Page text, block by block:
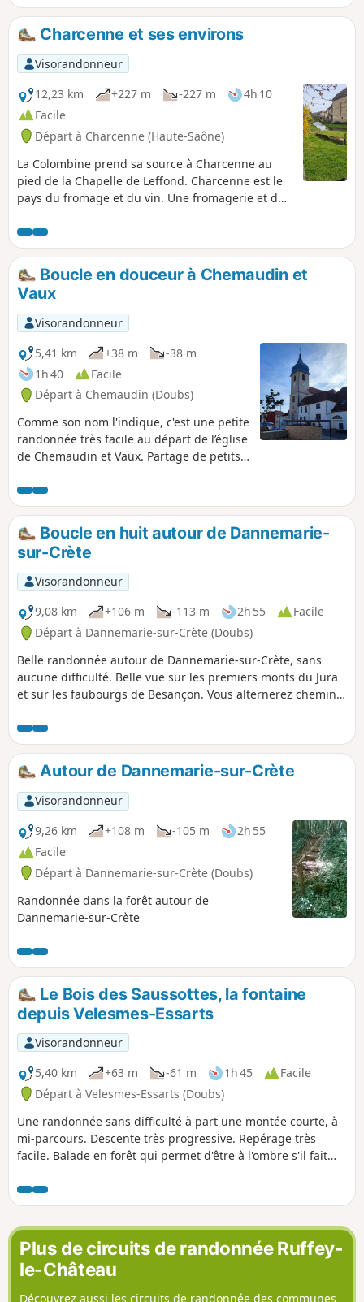
Charcenne et ses environs
Visorandonneur
12,23 km
+227 m -227 m
4h 10
Facile
Départ à Charcenne (Haute-Saône)
La Colombine prend sa source à Charcenne au
pied de la Chapelle de Leffond. Charcenne est le
pays du fromage et du vin. Une fromagerie et des
secteur.
Boucle en douceur à Chemaudin et
Vaux
Visorandonneur
5,41 km
+38 m
-38 m
1h 40
Facile
Départ à Chemaudin (Doubs)
Comme son nom l'indique, c'est une petite
randonnée très facile au départ de l’église
de Chemaudin et Vaux. Partage de petits
Passage vers la ferme de la Pote, élevage
de vaches Salers et gardiennage de
chevaux.Boucle en huit autour de Dannemarie-
sur-Crète
Visorandonneur
9,08 km
+106 m -113 m 2h 55
Facile
Départ à Dannemarie-sur-Crète (Doubs)
Belle randonnée autour de Dannemarie-sur-Crète, sans
aucune difficulté. Belle vue sur les premiers monts du Jura
et sur les faubourgs de Besançon. Vous alternerez chemins
partie de la boucle vous emmènera dans des paysages plus
ruraux, avec découverte d'un espace aménagé par les
enfants des écoles (à visiter) et d'un lavoir désaffecté. Vous
pourrez donc, à votre guise, faire tout ou une partie de
cette randonnée.
Autour de Dannemarie-sur-Crète
Visorandonneur
9,26 km
+108 m -105 m
2h 55
Facile
Départ à Dannemarie-sur-Crète (Doubs)
Randonnée dans la forêt autour de
Dannemarie-sur-Crète
Le Bois des Saussottes, la fontaine
depuis Velesmes-Essarts
Visorandonneur
5,40 km
+63 m -61 m 1h 45
Facile
Départ à Velesmes-Essarts (Doubs)
Une randonnée sans difficulté à part une montée courte, à
mi-parcours. Descente très progressive. Repérage très
facile. Balade en forêt qui permet d'être à l'ombre s'il fait
avec les teintes automnales. Possibilité de prolonger au
point (3), côté Routelle.
Plus de circuits de randonnée Ruffey-
le-Château
Découvrez aussi les circuits de randonnée des communes